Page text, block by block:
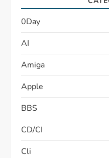
0Day
AI
Amiga
Apple
BBS
CD/CI
Cli